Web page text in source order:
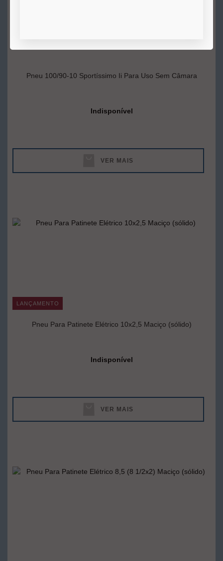
Pneu 100/90-10 Sportíssimo Ii Para Uso Sem Câmara
Indisponível
VER MAIS
LANÇAMENTO
Pneu Para Patinete Elétrico 10x2,5 Maciço (sólido)
Indisponível
VER MAIS